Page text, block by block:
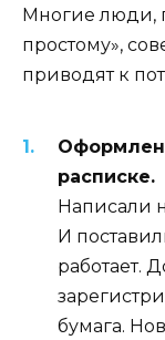
Многие люди,
простому»,
приводят к
расписке.
Написали
И
работает.
бумага.